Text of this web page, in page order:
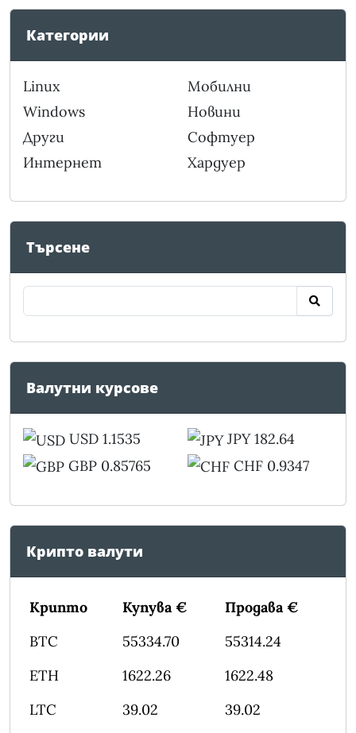
Категории
Linux
Windows
Други
Интернет
Мобилни
Новини
Софтуер
Хардуер
Търсене
Валутни курсове
USD 1.1535
GBP 0.85765
JPY 182.64
CHF 0.9347
Крипто валути
Крипто Купува €
Продава €
BTC
55334.70
55314.24
ETH
1622.26
1622.48
LTC
39.02 39.02